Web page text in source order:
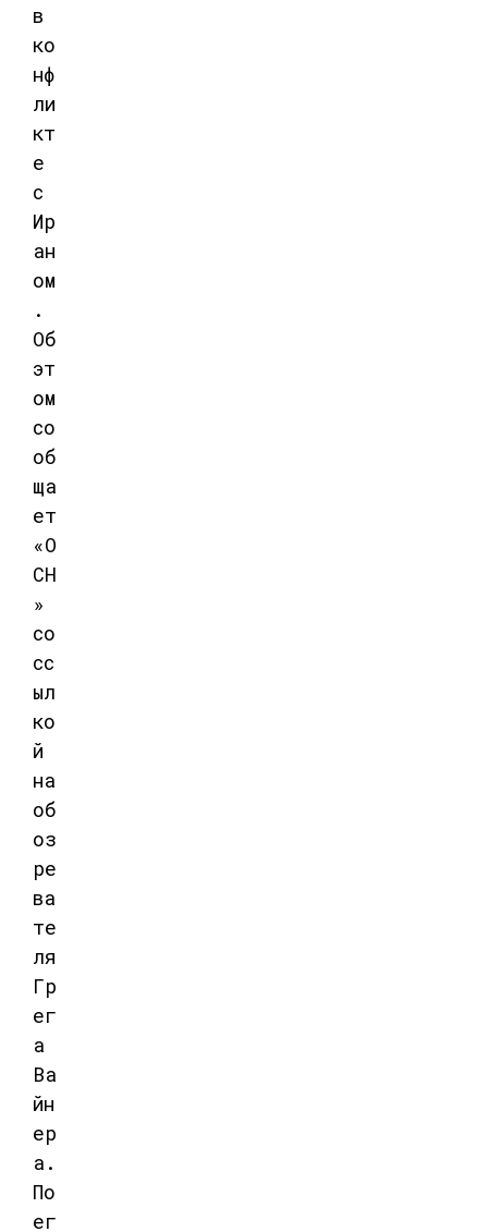
в
ко
нф
ли
кт
е
с
Ир
ан
ом
.
Об
эт
ом
со
об
ща
ет
«О
СН
»
со
сс
ыл
ко
й
на
об
оз
ре
ва
те
ля
Гр
ег
а
Ва
йн
ер
а .
По
ег